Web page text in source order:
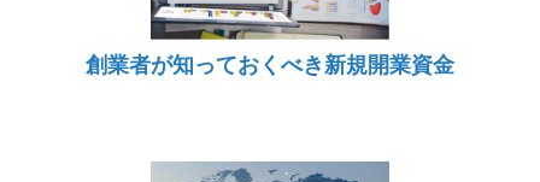
創業者が知っておくべき新規開業資金